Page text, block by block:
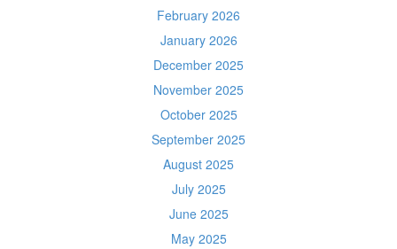
February 2026
January 2026
December 2025
November 2025
October 2025
September 2025
August 2025
July 2025
June 2025
May 2025